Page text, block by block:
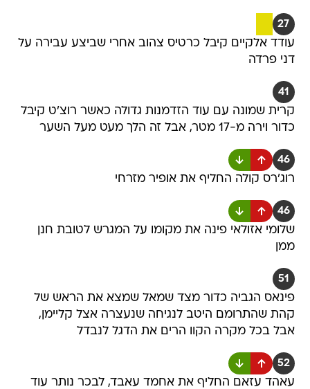
27
עודד אלקיים קיבל כרטיס צהוב אחרי שביצע עבירה על
דני פרדה
41
קרית שמונה עם עוד הזדמנות גדולה כאשר רוצ'ט קיבל
כדור וירה מ-17 מטר, אבל זה הלך מעט מעל השער
46
רוג'רס קולה החליף את אופיר מזרחי
46
שלומי אזולאי פינה את מקומו על המגרש לטובת חנן
ממן
51
פינאס הגביה כדור מצד שמאל שמצא את הראש של
קהת שהתרומם היטב לנגיחה שנעצרה אצל קליימן,
אבל בכל מקרה הקוו הרים את הדגל לנבדל
52
עאהד עזאם החליף את אחמד עאבד, לבכר נותר עוד